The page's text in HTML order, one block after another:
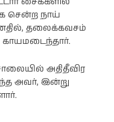
சென்ற நாய்
தலைக்கவசம்
அதிதீவிர
அவர், இன்று